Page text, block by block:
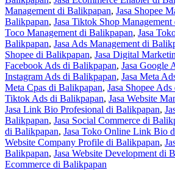
Management di Balikpapan, Jasa Shopee
Balikpapan, Jasa Tiktok Shop
Toco Management di Balikpapan, Jasa
Balikpapan, Jasa Ads Management di
Shopee di Balikpapan, Jasa Digital
Facebook Ads di Balikpapan, Jasa Google
Instagram Ads di Balikpapan, Jasa Meta
Meta Cpas di Balikpapan, Jasa Shopee
Tiktok Ads di Balikpapan, Jasa Website
Jasa Link Bio Profesional di Balikpapan,
Balikpapan, Jasa Social Commerce di
di Balikpapan, Jasa Toko Online Link Bio
Website Company Profile di Balikpapan,
Balikpapan, Jasa Website Development di
Ecommerce di Balikpapan